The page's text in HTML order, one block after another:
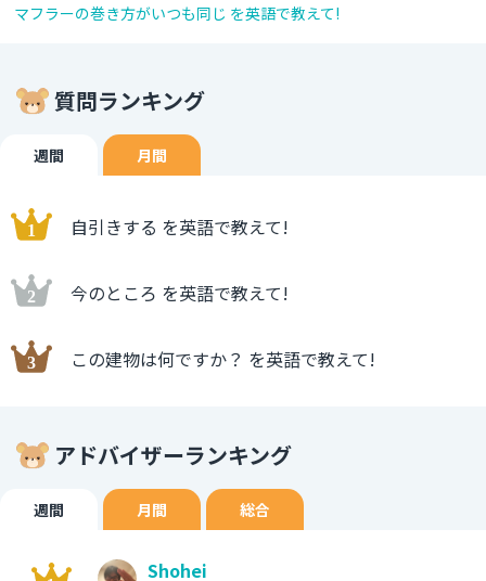
マフラーの巻き方がいつも同じ を英語で教えて!
質問ランキング
週間 月間
自引きする を英語で教えて!
今のところ を英語で教えて!
この建物は何ですか？ を英語で教えて!
アドバイザーランキング
週間 月間 総合
Shohei